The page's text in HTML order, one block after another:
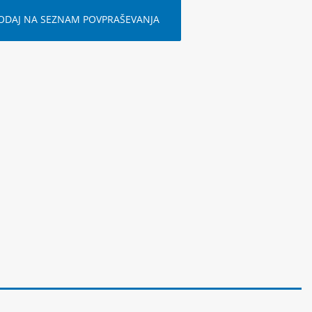
NA SEZNAM POVPRAŠEVANJA